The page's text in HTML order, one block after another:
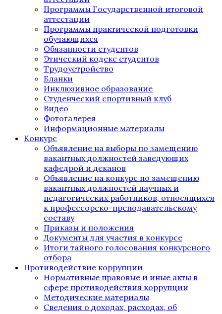
Программы Государственной итоговой
аттестации
Программы практической подготовки
обучающихся
Обязанности студентов
Этический кодекс студентов
Трудоустройство
Бланки
Инклюзивное образование
Студенческий спортивный клуб
Видео
Фотогалерея
Информационные материалы
Конкурс
Объявление на выборы по замещению
вакантных должностей заведующих
кафедрой и деканов
Объявление на конкурс по замещению
вакантных должностей научных и
педагогических работников, относящихся
к профессорско-преподавательскому
составу
Приказы и положения
Документы для участия в конкурсе
Итоги тайного голосования конкурсного
отбора
Противодействие коррупции
Нормативные правовые и иные акты в
сфере противодействия коррупции
Методические материалы
Сведения о доходах, расходах, об